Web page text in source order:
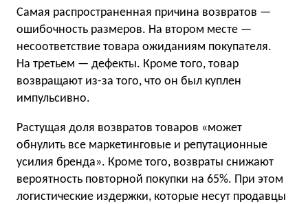
Самая распространенная причина возвратов —
ошибочность размеров. На втором месте —
несоответствие товара ожиданиям покупателя.
На третьем — дефекты. Кроме того, товар
возвращают из-за того, что он был куплен
импульсивно.
Растущая доля возвратов товаров «может
обнулить все маркетинговые и репутационные
усилия бренда». Кроме того, возвраты снижают
вероятность повторной покупки на 65%. При этом
логистические издержки, которые несут продавцы